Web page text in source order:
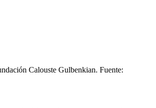
Calouste Gulbenkian. Fuente: